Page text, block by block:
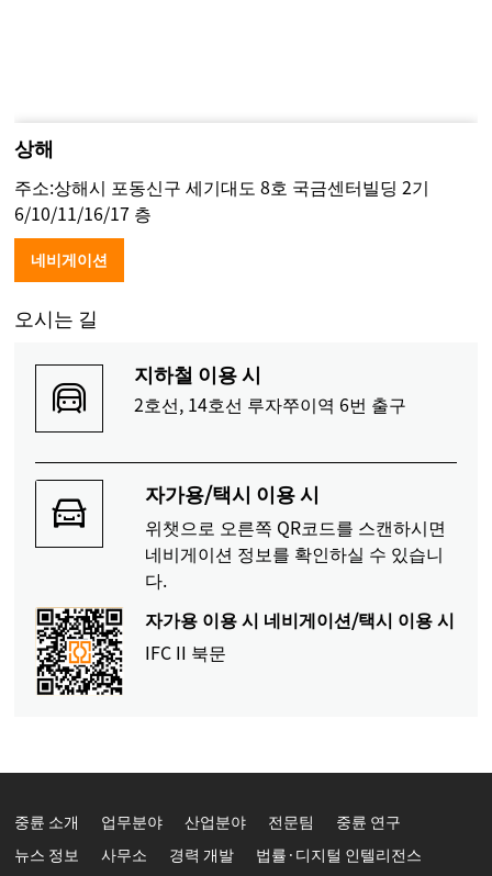
상해
주소:상해시 포동신구 세기대도 8호 국금센터빌딩 2기
6/10/11/16/17 층
네비게이션
오시는 길
지하철 이용 시
2호선, 14호선 루자쭈이역 6번 출구
자가용/택시 이용 시
위챗으로 오른쪽 QR코드를 스캔하시면
네비게이션 정보를 확인하실 수 있습니
다.
자가용 이용 시 네비게이션/택시 이용 시
IFC II 북문
중륜 소개 업무분야 산업분야 전문팀 중륜 연구
뉴스 정보 사무소 경력 개발 법률·디지털 인텔리전스